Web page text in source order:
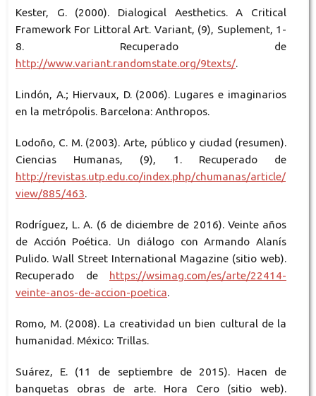
Kester, G. (2000). Dialogical Aesthetics. A Critical
Framework For Littoral Art. Variant, (9), Suplement, 1-
8. Recuperado de
http://www.variant.randomstate.org/9texts/.
Lindón, A.; Hiervaux, D. (2006). Lugares e imaginarios
en la metrópolis. Barcelona: Anthropos.
Lodoño, C. M. (2003). Arte, público y ciudad (resumen).
Ciencias Humanas, (9), 1. Recuperado de
http://revistas.utp.edu.co/index.php/chumanas/article/
view/885/463.
Rodríguez, L. A. (6 de diciembre de 2016). Veinte años
de Acción Poética. Un diálogo con Armando Alanís
Pulido. Wall Street International Magazine (sitio web).
Recuperado de https://wsimag.com/es/arte/22414-
veinte-anos-de-accion-poetica.
Romo, M. (2008). La creatividad un bien cultural de la
humanidad. México: Trillas.
Suárez, E. (11 de septiembre de 2015). Hacen de
banquetas obras de arte. Hora Cero (sitio web).